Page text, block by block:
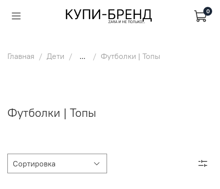
0
Главная Дети ... Футболки | Топы
Футболки | Топы